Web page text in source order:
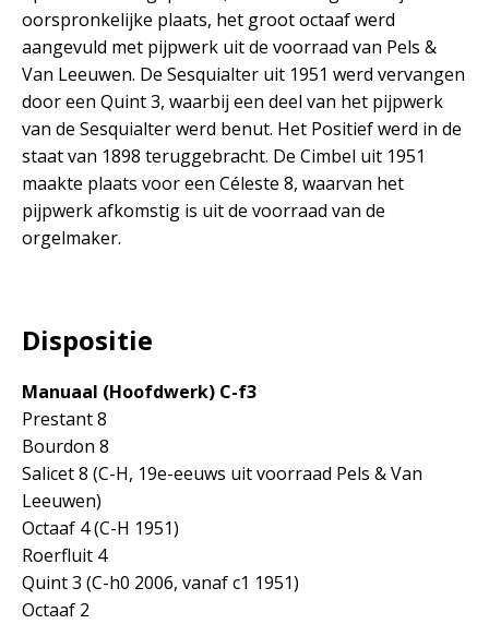
oorspronkelijke plaats, het groot octaaf werd
aangevuld met pijpwerk uit de voorraad van Pels &
Van Leeuwen. De Sesquialter uit 1951 werd vervangen
door een Quint 3, waarbij een deel van het pijpwerk
van de Sesquialter werd benut. Het Positief werd in de
staat van 1898 teruggebracht. De Cimbel uit 1951
maakte plaats voor een Céleste 8, waarvan het
pijpwerk afkomstig is uit de voorraad van de
orgelmaker.
Dispositie
Manuaal (Hoofdwerk) C-f3
Prestant 8
Bourdon 8
Salicet 8 (C-H, 19e-eeuws uit voorraad Pels & Van
Leeuwen)
Octaaf 4 (C-H 1951)
Roerfluit 4
Quint 3 (C-h0 2006, vanaf c1 1951)
Octaaf 2